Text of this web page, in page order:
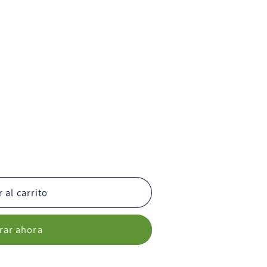
al carrito
ahora